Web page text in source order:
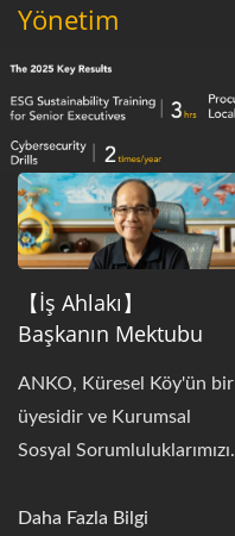
Yönetim
【İş Ahlakı】
Başkanın Mektubu
ANKO, Küresel Köy'ün bir
üyesidir ve Kurumsal
Sosyal Sorumluluklarımızı
Üretici olma hedefindedir.
Daha Fazla Bilgi